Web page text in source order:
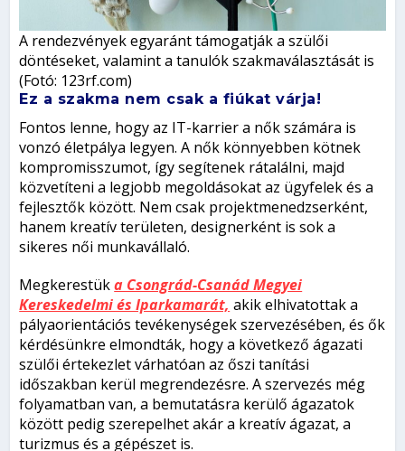
A rendezvények egyaránt támogatják a szülői
döntéseket, valamint a tanulók szakmaválasztását is
(Fotó: 123rf.com)
Ez a szakma nem csak a fiúkat várja!
Fontos lenne, hogy az IT-karrier a nők számára is
vonzó életpálya legyen. A nők könnyebben kötnek
kompromisszumot, így segítenek rátalálni, majd
közvetíteni a legjobb megoldásokat az ügyfelek és a
fejlesztők között. Nem csak projektmenedzserként,
hanem kreatív területen, designerként is sok a
sikeres női munkavállaló.
Megkerestüka Csongrád-Csanád Megyei
Kereskedelmi és Iparkamarát, akik elhivatottak a
pályaorientációs tevékenységek szervezésében, és ők
kérdésünkre elmondták, hogy a következő ágazati
szülői értekezlet várhatóan az őszi tanítási
időszakban kerül megrendezésre. A szervezés még
folyamatban van, a bemutatásra kerülő ágazatok
között pedig szerepelhet akár a kreatív ágazat, a
turizmus és a gépészet is.